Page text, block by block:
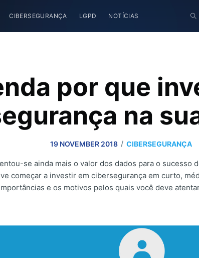
CIBERSEGURANÇA LGPD NOTÍCIAS
por que
na
19 NOVEMBER 2018 / CIBERSEGURANÇA
se ainda mais o valor dos dados para o sucesso
começar a investir em cibersegurança em curto,
e os motivos pelos quais você deve